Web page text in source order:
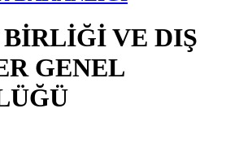
BİRLİĞİ VE DIŞ
GENEL